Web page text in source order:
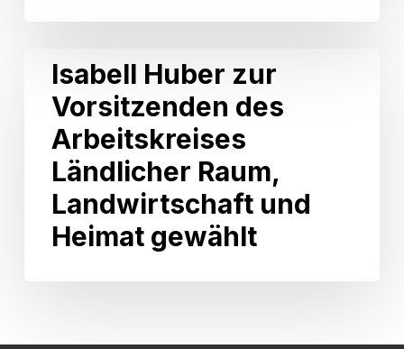
getreten.
Huber
Vorsitzenden
Arbeitskreises
Ländlicher
Landwirtschaft
Isabell Huber zur
Vorsitzenden des
Arbeitskreises
Ländlicher Raum,
Landwirtschaft und
Heimat gewählt